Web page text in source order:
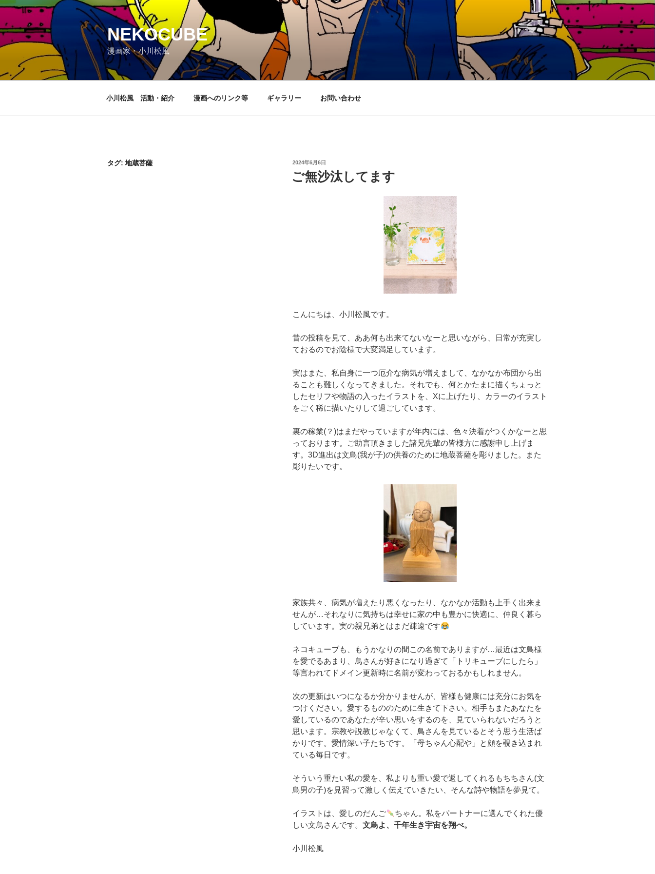
コ
テ
ス
NEKOCUBE
漫画家・小川松風
小川松風 活動・紹介 漫画へのリンク等 ギャラリー お問い合わせ
タグ: 地蔵菩薩
投
2024年6月6日
ご無沙汰してます
こんにちは、小川松風です。
昔の投稿を見て、ああ何も出来てないなーと思いながら、日常が充実し
ておるのでお陰様で大変満足しています。
実はまた、私自身に一つ厄介な病気が増えまして、なかなか布団から出
ることも難しくなってきました。それでも、何とかたまに描くちょっと
したセリフや物語の入ったイラストを、Xに上げたり、カラーのイラスト
をごく稀に描いたりして過ごしています。
裏の稼業(？)はまだやっていますが年内には、色々決着がつくかなーと思
っております。ご助言頂きました諸兄先輩の皆様方に感謝申し上げま
す。3D進出は文鳥(我が子)の供養のために地蔵菩薩を彫りました。また
彫りたいです。
家族共々、病気が増えたり悪くなったり、なかなか活動も上手く出来ま
せんが…それなりに気持ちは幸せに家の中も豊かに快適に、仲良く暮ら
しています。実の親兄弟とはまだ疎遠です
ネコキューブも、もうかなりの間この名前でありますが…最近は文鳥様
を愛でるあまり、鳥さんが好きになり過ぎて「トリキューブにしたら」
等言われてドメイン更新時に名前が変わっておるかもしれません。
次の更新はいつになるか分かりませんが、皆様も健康には充分にお気を
つけください。愛するもののために生きて下さい。相手もまたあなたを
愛しているのであなたが辛い思いをするのを、見ていられないだろうと
思います。宗教や説教じゃなくて、鳥さんを見ているとそう思う生活ば
かりです。愛情深い子たちです。「母ちゃん心配や」と顔を覗き込まれ
ている毎日です。
そういう重たい私の愛を、私よりも重い愛で返してくれるもちちさん(文
鳥男の子)を見習って激しく伝えていきたい、そんな詩や物語を夢見て。
イラストは、愛しのだんご
ちゃん。私をパートナーに選んでくれた優
しい文鳥さんです。 文鳥よ、千年生き宇宙を翔べ。
小川松風